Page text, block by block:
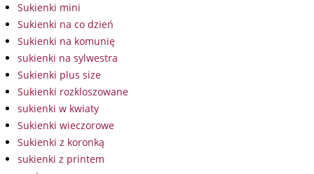
Sukienki mini
Sukienki na co dzień
Sukienki na komunię
sukienki na sylwestra
Sukienki plus size
Sukienki rozkloszowane
sukienki w kwiaty
Sukienki wieczorowe
Sukienki z koronką
sukienki z printem